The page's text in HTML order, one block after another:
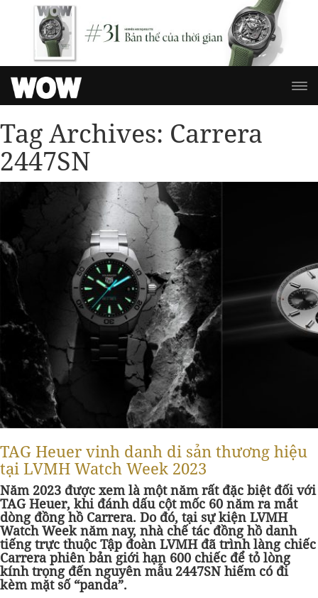
Tag Archives: Carrera
2447SN
TAG Heuer vinh danh di sản thương hiệu
tại LVMH Watch Week 2023
Năm 2023 được xem là một năm rất đặc biệt đối với
TAG Heuer, khi đánh dấu cột mốc 60 năm ra mắt
dòng đồng hồ Carrera. Do đó, tại sự kiện LVMH
Watch Week năm nay, nhà chế tác đồng hồ danh
tiếng trực thuộc Tập đoàn LVMH đã trình làng chiếc
Carrera phiên bản giới hạn 600 chiếc để tỏ lòng
kính trọng đến nguyên mẫu 2447SN hiếm có đi
kèm mặt số “panda”.